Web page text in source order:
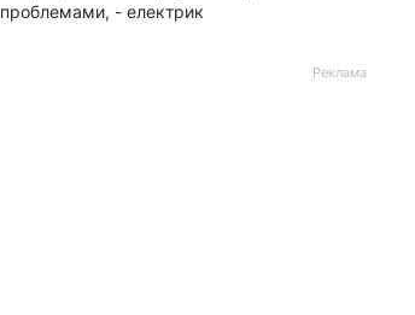
проблемами, - електрик
Реклама